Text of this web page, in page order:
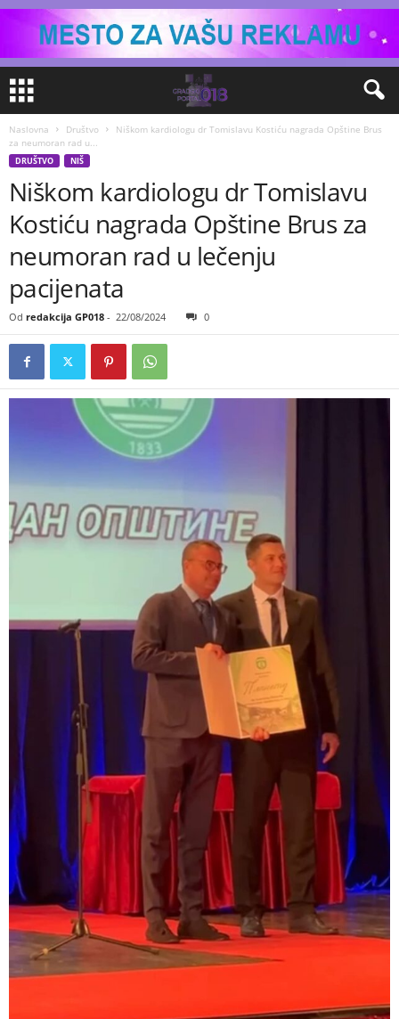
Naslovna Društvo
Niškom kardiologu dr Tomislavu Kostiću nagrada Opštine Brus
za neumoran rad u...
DRUŠTVO NIŠ
Niškom kardiologu dr Tomislavu
Kostiću nagrada Opštine Brus za
neumoran rad u lečenju
pacijenata
Od redakcija GP018 - 22/08/2024 0